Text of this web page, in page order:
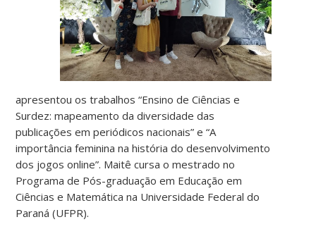
apresentou os trabalhos “Ensino de Ciências e
Surdez: mapeamento da diversidade das
publicações em periódicos nacionais” e “A
importância feminina na história do desenvolvimento
dos jogos online”. Maitê cursa o mestrado no
Programa de Pós-graduação em Educação em
Ciências e Matemática na Universidade Federal do
Paraná (UFPR).